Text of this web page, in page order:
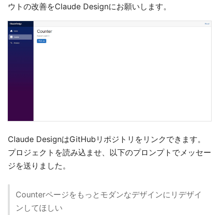
ウトの改善をClaude Designにお願いします。
Claude DesignはGitHubリポジトリをリンクできます。
プロジェクトを読み込ませ、以下のプロンプトでメッセー
ジを送りました。
Counterページをもっとモダンなデザインにリデザイ
ンしてほしい